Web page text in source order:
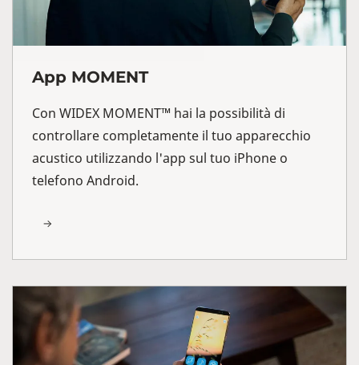
App MOMENT
Con WIDEX MOMENT™ hai la possibilità di
controllare completamente il tuo apparecchio
acustico utilizzando l'app sul tuo iPhone o
telefono Android.